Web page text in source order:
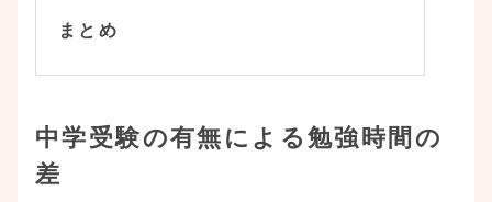
まとめ
中学受験の有無による勉強時間の
差